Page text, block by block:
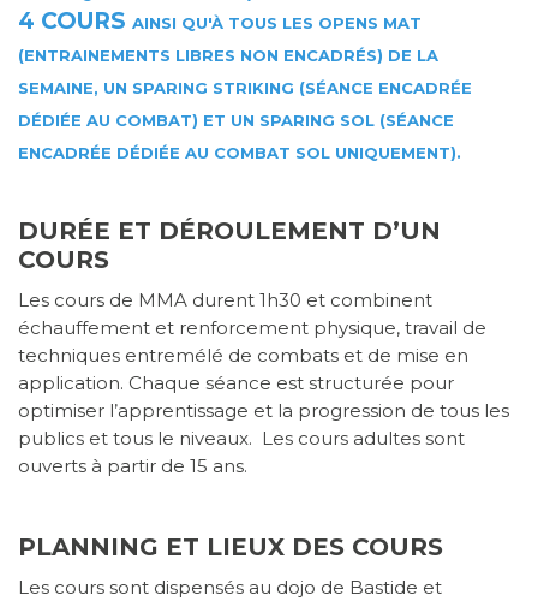
4 COURS AINSI QU'À TOUS LES OPENS MAT
(ENTRAINEMENTS LIBRES NON ENCADRÉS) DE LA
SEMAINE, UN SPARING STRIKING (SÉANCE ENCADRÉE
DÉDIÉE AU COMBAT) ET UN SPARING SOL (SÉANCE
ENCADRÉE DÉDIÉE AU COMBAT SOL UNIQUEMENT).
DURÉE ET DÉROULEMENT D’UN
COURS
Les cours de MMA durent 1h30 et combinent
échauffement et renforcement physique, travail de
techniques entremélé de combats et de mise en
application. Chaque séance est structurée pour
optimiser l’apprentissage et la progression de tous les
publics et tous le niveaux. Les cours adultes sont
ouverts à partir de 15 ans.
PLANNING ET LIEUX DES COURS
Les cours sont dispensés au dojo de Bastide et